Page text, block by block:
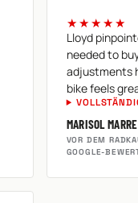
★★★★★
Lloyd
needed to
adjustments
bike feels
MARISOL
VOR DEM
GOOGLE-